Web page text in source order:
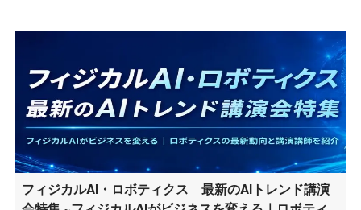
フィジカルAI・ロボティクス 最新のAIトレンド講演